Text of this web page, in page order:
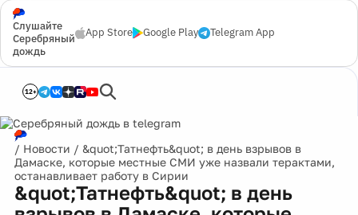
Слушайте
Серебряный
дождь
App Store Google Play Telegram App
12+
/ Новости / &quot;Татнефть&quot; в день взрывов в
Дамаске, которые местные СМИ уже назвали терактами,
останавливает работу в Сирии
&quot;Татнефть&quot; в день